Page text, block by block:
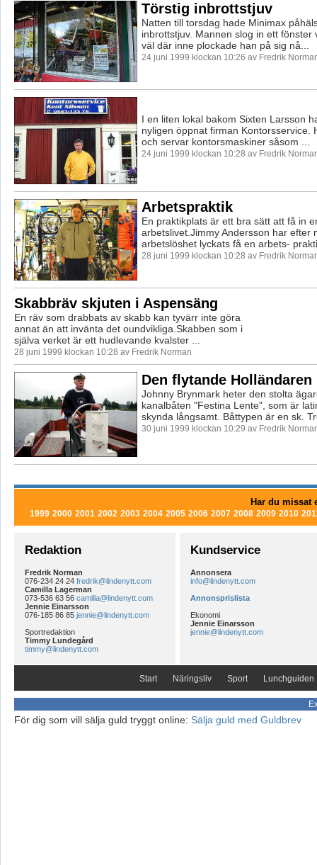
Törstig inbrottstjuv
Natten till torsdag hade Minimax
inbrottstjuv. Mannen slog in ett fönster
väl där inne plockade han på sig nå...
24 juni 1999 klockan 10:26 av Fredrik
I en liten lokal bakom Sixten Larsson
nyligen öppnat firman Kontorsservice.
och servar kontorsmaskiner såsom ...
24 juni 1999 klockan 10:28 av Fredrik
Arbetspraktik
En praktikplats är ett bra sätt att få in
arbetslivet.Jimmy Andersson har efter
arbetslöshet lyckats få en arbets-
28 juni 1999 klockan 10:28 av Fredrik
Skabbräv skjuten i Aspensäng
En räv som drabbats av skabb kan tyvärr inte göra
annat än att invänta det oundvikliga.Skabben som i
själva verket är ett hudlevande kvalster ...
28 juni 1999 klockan 10:28 av Fredrik Norman
Den flytande Holländaren
Johnny Brynmark heter den stolta
kanalbåten "Festina Lente", som är
skynda långsamt. Båttypen är en sk.
30 juni 1999 klockan 10:29 av Fredrik
Har du missat
1999 2000 2001 2002 2003 2004 2005 2006 2007 2008 2009 2010
Redaktion
Fredrik Norman
076-234 24 24 fredrik@lindenytt.com
Camilla Lagerman
073-536 63 56 camilla@lindenytt.com
Jennie Einarsson
076-185 86 85 jennie@lindenytt.com
Sportredaktion
Timmy Lundegård
timmy@lindenytt.com
Kundservice
Annonsera
info@lindenytt.com
Annonsprislista
Ekonomi
Jennie Einarsson
jennie@lindenytt.com
Start Näringsliv Sport Lunchguiden
För dig som vill sälja guld tryggt online: Sälja guld med Guldbrev